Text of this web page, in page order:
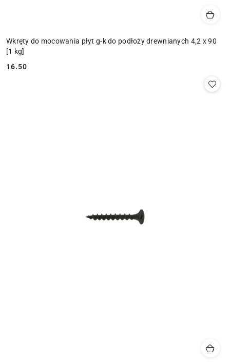
Wkręty do mocowania płyt g-k do podłoży drewnianych 4,2 x 90
[1 kg]
Cena:
16.50